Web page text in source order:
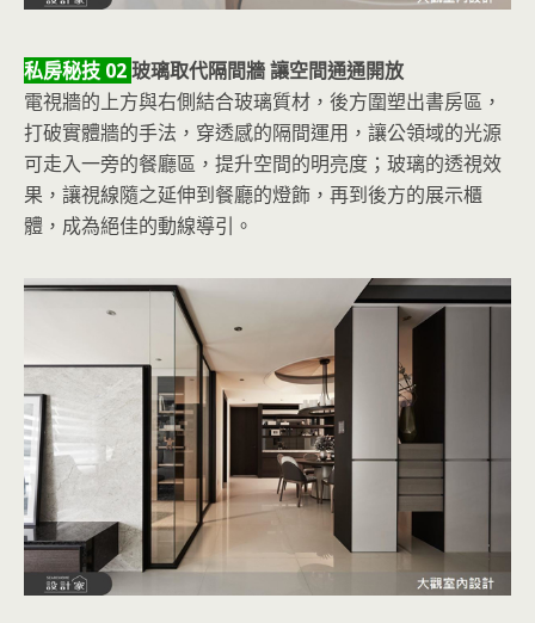
私房秘技 02玻璃取代隔間牆 讓空間通通開放
電視牆的上方與右側結合玻璃質材，後方圍塑出書房區，
打破實體牆的手法，穿透感的隔間運用，讓公領域的光源
可走入一旁的餐廳區，提升空間的明亮度；玻璃的透視效
果，讓視線隨之延伸到餐廳的燈飾，再到後方的展示櫃
體，成為絕佳的動線導引。